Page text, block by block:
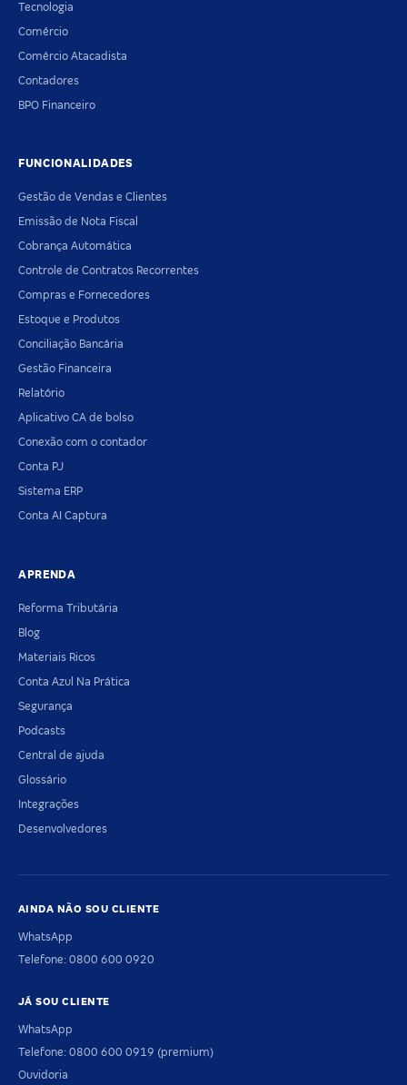
Tecnologia
Comércio
Comércio Atacadista
Contadores
BPO Financeiro
FUNCIONALIDADES
Gestão de Vendas e Clientes
Emissão de Nota Fiscal
Cobrança Automática
Controle de Contratos Recorrentes
Compras e Fornecedores
Estoque e Produtos
Conciliação Bancária
Gestão Financeira
Relatório
Aplicativo CA de bolso
Conexão com o contador
Conta PJ
Sistema ERP
Conta AI Captura
APRENDA
Reforma Tributária
Blog
Materiais Ricos
Conta Azul Na Prática
Segurança
Podcasts
Central de ajuda
Glossário
Integrações
Desenvolvedores
AINDA NÃO SOU CLIENTE
WhatsApp
Telefone: 0800 600 0920
JÁ SOU CLIENTE
WhatsApp
Telefone: 0800 600 0919 (premium)
Ouvidoria